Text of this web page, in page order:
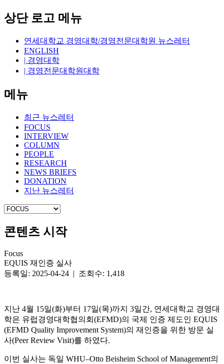
상단 로고 메뉴
연세대학교 경영대학/경영전문대학원 뉴스레터
ENGLISH
| 경영대학
| 경영전문대학원대학
메뉴
최근 뉴스레터
FOCUS
INTERVIEW
COLUMN
PEOPLE
RESEARCH
NEWS BRIEFS
DONATION
지난 뉴스레터
콘텐츠 시작
Focus
EQUIS 재인증 실사
등록일: 2025-04-24 | 조회수: 1,418
지난 4월 15일(화)부터 17일(목)까지 3일간, 연세대학교 경영대
학은 유럽경영대학협의회(EFMD)의 국제 인증 제도인 EQUIS
(EFMD Quality Improvement System)의 재인증을 위한 방문 실
사(Peer Review Visit)를 하였다.
이번 실사는 독일 WHU–Otto Beisheim School of Management의